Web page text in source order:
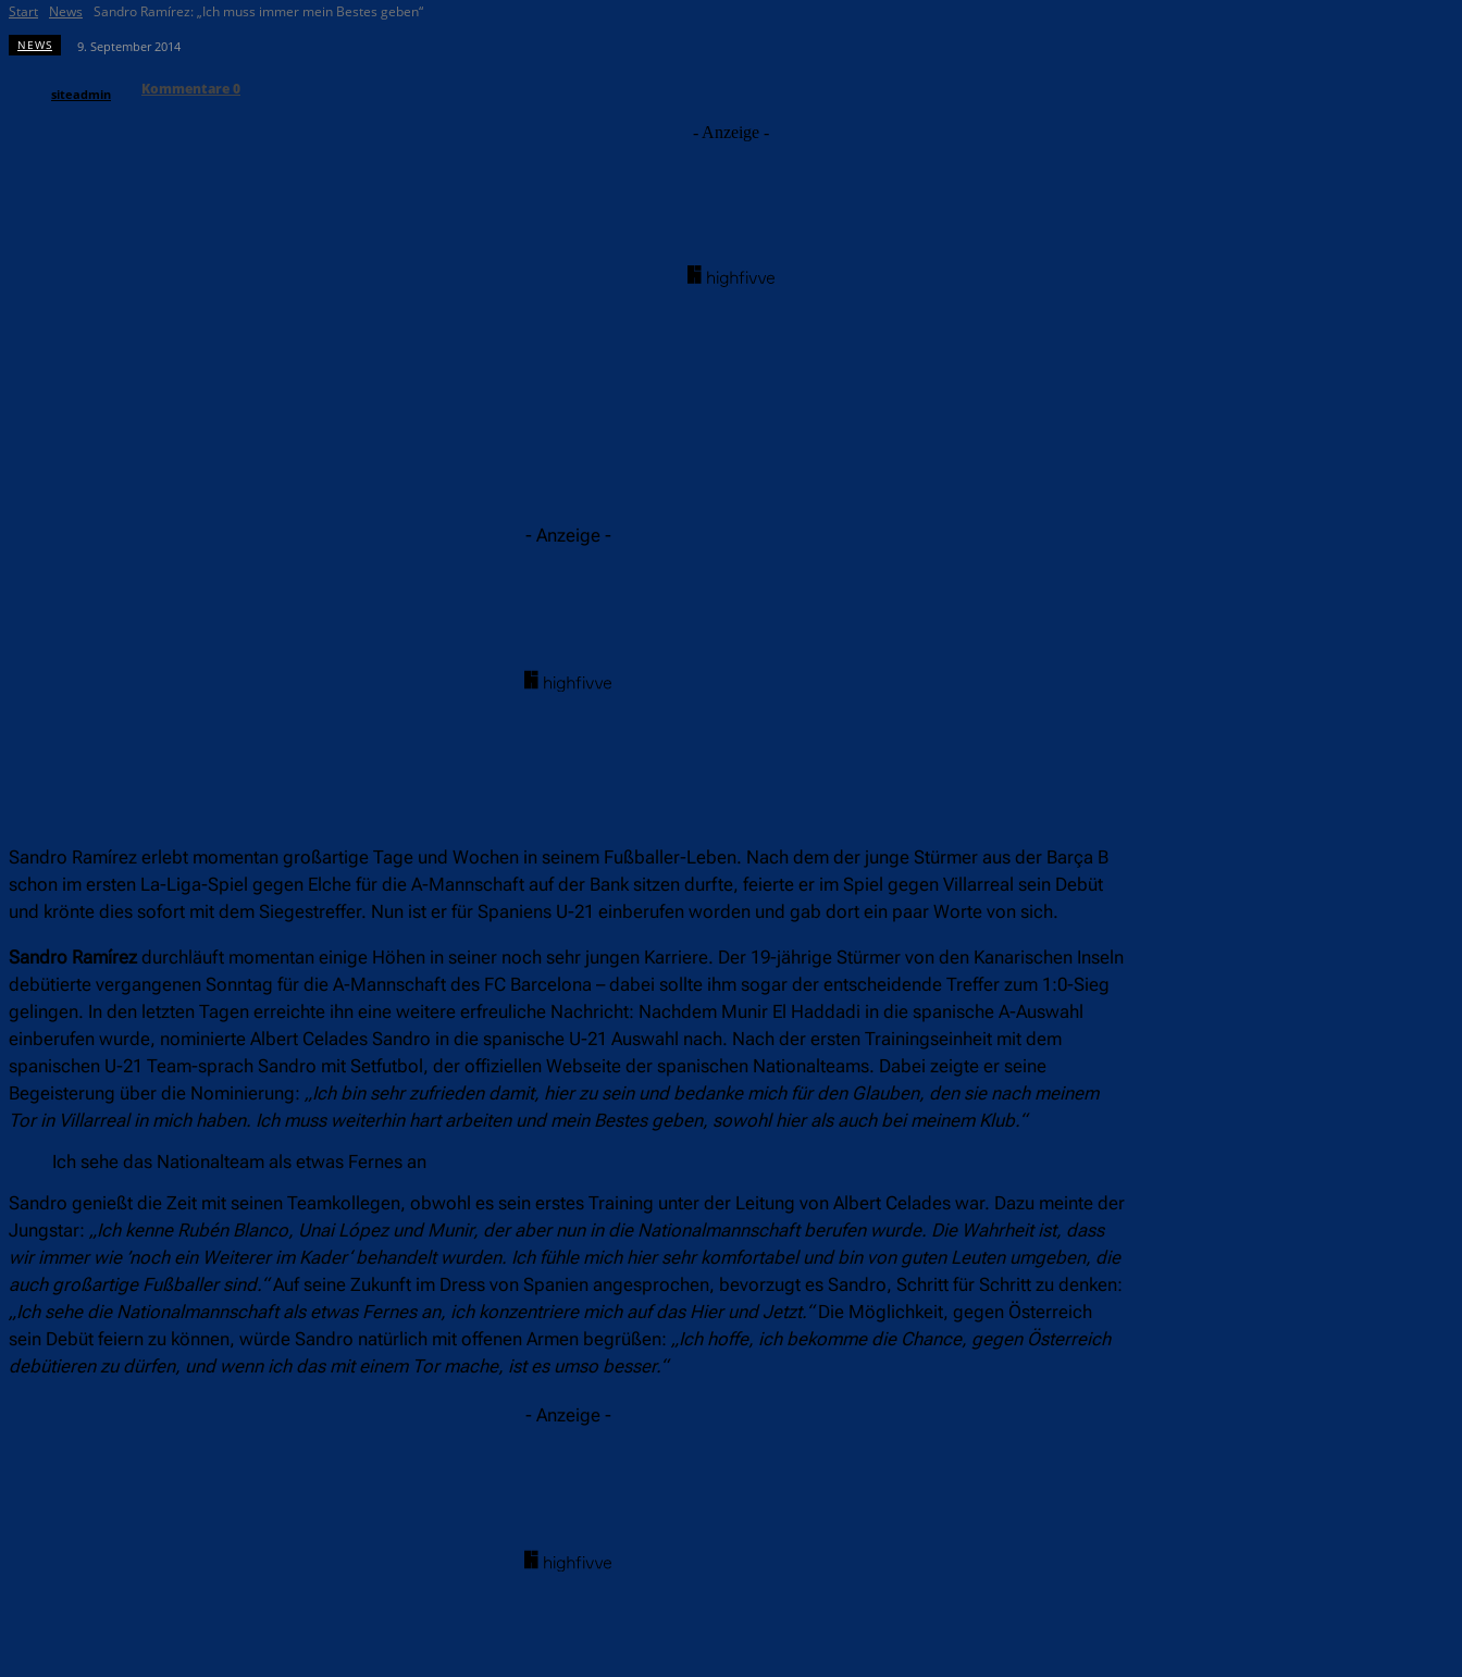
Start News Sandro Ramírez: „Ich muss immer mein Bestes geben“
NEWS 9. September 2014
siteadmin Kommentare0
- Anzeige -
- Anzeige -
Sandro Ramírez erlebt momentan großartige Tage und Wochen in seinem Fußballer-Leben. Nach dem der junge Stürmer aus der Barça B
schon im ersten La-Liga-Spiel gegen Elche für die A-Mannschaft auf der Bank sitzen durfte, feierte er im Spiel gegen Villarreal sein Debüt
und krönte dies sofort mit dem Siegestreffer. Nun ist er für Spaniens U-21 einberufen worden und gab dort ein paar Worte von sich.
Sandro Ramírez durchläuft momentan einige Höhen in seiner noch sehr jungen Karriere. Der 19-jährige Stürmer von den Kanarischen Inseln
debütierte vergangenen Sonntag für die A-Mannschaft des FC Barcelona – dabei sollte ihm sogar der entscheidende Treffer zum 1:0-Sieg
gelingen. In den letzten Tagen erreichte ihn eine weitere erfreuliche Nachricht: Nachdem Munir El Haddadi in die spanische A-Auswahl
einberufen wurde, nominierte Albert Celades Sandro in die spanische U-21 Auswahl nach. Nach der ersten Trainingseinheit mit dem
spanischen U-21 Team-sprach Sandro mit Setfutbol, der offiziellen Webseite der spanischen Nationalteams. Dabei zeigte er seine
Begeisterung über die Nominierung: „Ich bin sehr zufrieden damit, hier zu sein und bedanke mich für den Glauben, den sie nach meinem
Tor in Villarreal in mich haben. Ich muss weiterhin hart arbeiten und mein Bestes geben, sowohl hier als auch bei meinem Klub.“
Ich sehe das Nationalteam als etwas Fernes an
Sandro genießt die Zeit mit seinen Teamkollegen, obwohl es sein erstes Training unter der Leitung von Albert Celades war. Dazu meinte der
Jungstar: „Ich kenne Rubén Blanco, Unai López und Munir, der aber nun in die Nationalmannschaft berufen wurde. Die Wahrheit ist, dass
wir immer wie ’noch ein Weiterer im Kader‘ behandelt wurden. Ich fühle mich hier sehr komfortabel und bin von guten Leuten umgeben, die
auch großartige Fußballer sind.“Auf seine Zukunft im Dress von Spanien angesprochen, bevorzugt es Sandro, Schritt für Schritt zu denken:
„Ich sehe die Nationalmannschaft als etwas Fernes an, ich konzentriere mich auf das Hier und Jetzt.“Die Möglichkeit, gegen Österreich
sein Debüt feiern zu können, würde Sandro natürlich mit offenen Armen begrüßen: „Ich hoffe, ich bekomme die Chance, gegen Österreich
debütieren zu dürfen, und wenn ich das mit einem Tor mache, ist es umso besser.“
- Anzeige -